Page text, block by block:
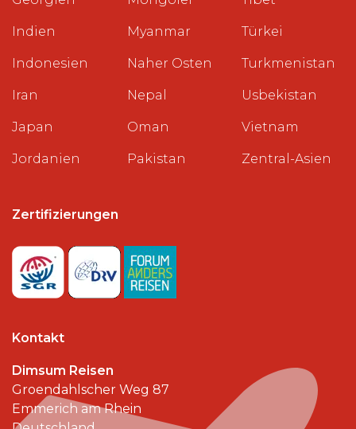
Indien
Indonesien
Iran
Japan
Jordanien
Myanmar
Naher Osten
Nepal
Oman
Pakistan
Türkei
Turkmenistan
Usbekistan
Vietnam
Zentral-Asien
Zertifizierungen
Kontakt
Dimsum Reisen
Groendahlscher Weg 87
Emmerich am Rhein